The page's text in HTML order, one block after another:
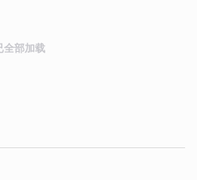
全部加载